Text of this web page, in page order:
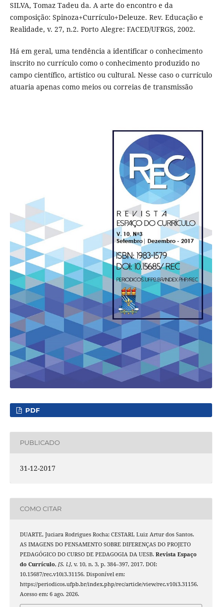
SILVA, Tomaz Tadeu da. A arte do encontro e da
composição: Spinoza+Currículo+Deleuze. Rev. Educação e
Realidade, v. 27, n.2. Porto Alegre: FACED/UFRGS, 2002.
Há em geral, uma tendência a identificar o conhecimento
inscrito no currículo como o conhecimento produzido no
campo científico, artístico ou cultural. Nesse caso o currículo
atuaria apenas como meios ou correias de transmissão
PDF
PUBLICADO
31-12-2017
COMO CITAR
DUARTE, Juciara Rodrigues Rocha; CESTARI, Luiz Artur dos Santos.
AS IMAGENS DO PENSAMENTO SOBRE DIFERENÇAS DO PROJETO
PEDAGÓGICO DO CURSO DE PEDAGOGIA DA UESB. Revista Espaço
do Currículo, [S. l.], v. 10, n. 3, p. 384–397, 2017. DOI:
10.15687/rec.v10i3.31156. Disponível em:
https://periodicos.ufpb.br/index.php/rec/article/view/rec.v10i3.31156.
Acesso em: 6 ago. 2026.